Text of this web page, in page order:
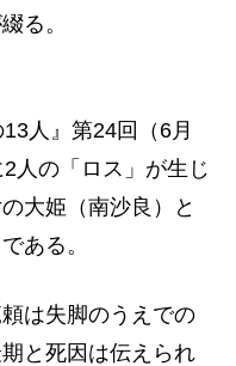
る。
人』第24回（6月
人の「ロス」が生じ
大姫（南沙良）と
ある。
は失脚のうえでの
と死因は伝えられ